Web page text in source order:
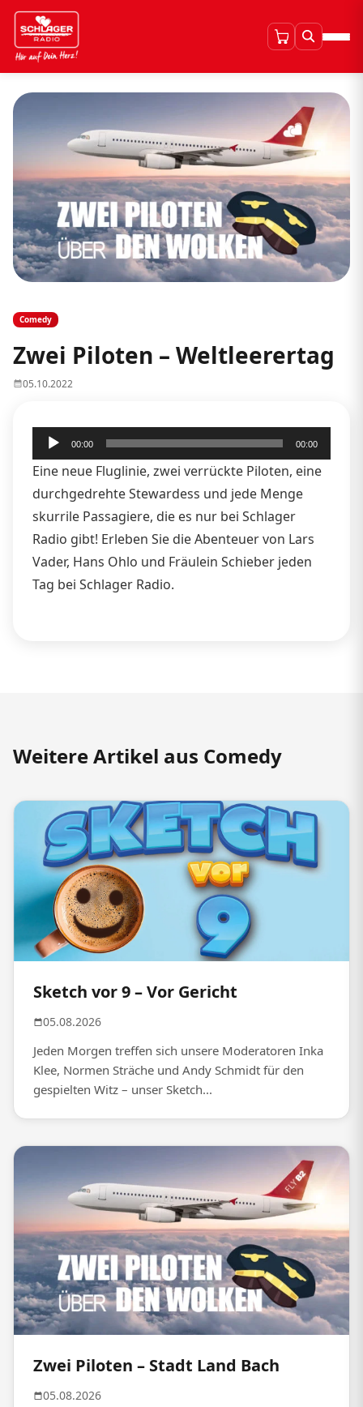
Comedy
Zwei Piloten – Weltleerertag
05.10.2022
Audio-
Player
00:00 00:00
Eine neue Fluglinie, zwei verrückte Piloten, eine
durchgedrehte Stewardess und jede Menge
skurrile Passagiere, die es nur bei Schlager
Radio gibt! Erleben Sie die Abenteuer von Lars
Vader, Hans Ohlo und Fräulein Schieber jeden
Tag bei Schlager Radio.
Weitere Artikel aus Comedy
Sketch vor 9 – Vor Gericht
05.08.2026
Jeden Morgen treffen sich unsere Moderatoren Inka
Klee, Normen Sträche und Andy Schmidt für den
gespielten Witz – unser Sketch...
Zwei Piloten – Stadt Land Bach
05.08.2026